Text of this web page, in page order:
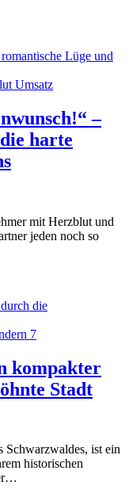
Lüge und
–
harte
mit Herzblut und
jeden noch so
die
kompakter
Stadt
Schwarzwaldes, ist ein
historischen